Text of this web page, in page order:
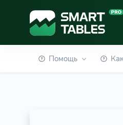
Помощь